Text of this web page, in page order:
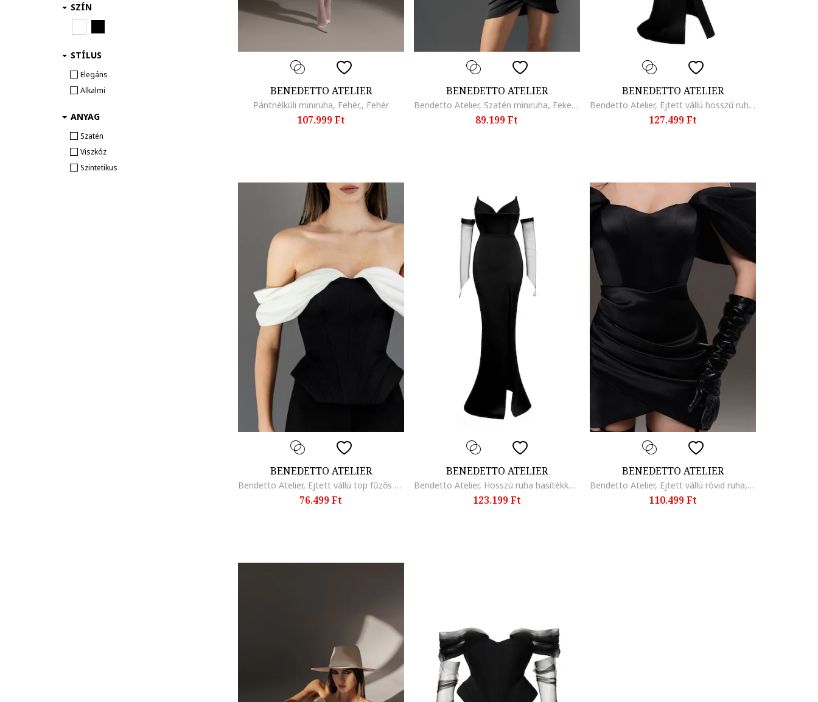
BENEDETTO ATELIER
Pántnélküli miniruha, Fehér,, Fehér
107.999 Ft
BENEDETTO ATELIER
Bendetto Atelier, Szatén miniruha, Fekete
89.199 Ft
BENEDETTO ATELIER
Bendetto Atelier, Ejtett vállú hosszú ruha, Fekete
127.499 Ft
BENEDETTO ATELIER
Bendetto Atelier, Ejtett vállú top fűzős dizájnnal, Fehér
76.499 Ft
BENEDETTO ATELIER
Bendetto Atelier, Hosszú ruha hasítékkal, Fekete
123.199 Ft
BENEDETTO ATELIER
Bendetto Atelier, Ejtett vállú rövid ruha, Fekete
110.499 Ft
SZÍN
STÍLUS
Elegáns
Alkalmi
ANYAG
Szatén
Viszkóz
Szintetikus